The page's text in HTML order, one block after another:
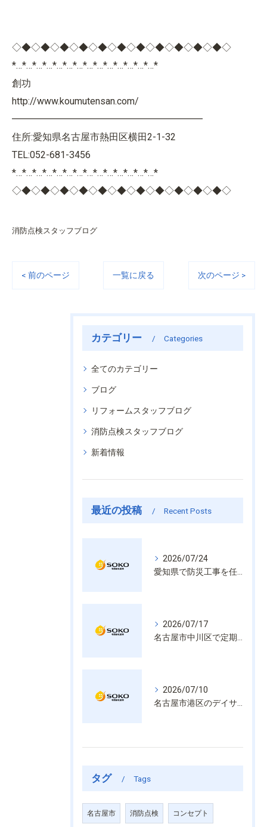
◇◆◇◆◇◆◇◆◇◆◇◆◇◆◇◆◇◆◇◆◇◆◇
*…*…*…*…*…*…*…*…*…*…*…*…*…*…*
創功
http://www.koumutensan.com/
━━━━━━━━━━━━━━━━━━━━
住所:愛知県名古屋市熱田区横田2-1-32
TEL:052-681-3456
*…*…*…*…*…*…*…*…*…*…*…*…*…*…*
◇◆◇◆◇◆◇◆◇◆◇◆◇◆◇◆◇◆◇◆◇◆◇
消防点検スタッフブログ
< 前のページ 一覧に戻る 次のページ >
カテゴリー Categories
全てのカテゴリー
ブログ
リフォームスタッフブログ
消防点検スタッフブログ
新着情報
最近の投稿 Recent Posts
2026/07/24
2026/07/17
2026/07/10
タグ Tags
名古屋市 消防点検 コンセプト